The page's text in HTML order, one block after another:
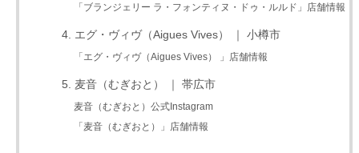
「ブランジェリー ラ・フォンティヌ・ドゥ・ルルド」店舗情報
4. エグ・ヴィヴ（Aigues Vives） ｜ 小樽市
「エグ・ヴィヴ（Aigues Vives） 」店舗情報
5. 麦音（むぎおと） ｜ 帯広市
麦音（むぎおと）公式Instagram
「麦音（むぎおと）」店舗情報